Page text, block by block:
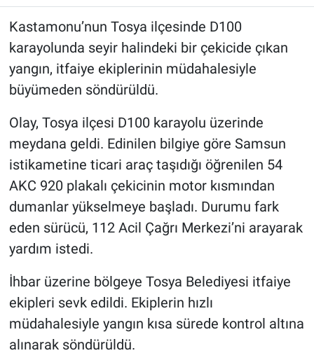
Kastamonu’nun Tosya ilçesinde D100
karayolunda seyir halindeki bir çekicide çıkan
yangın, itfaiye ekiplerinin müdahalesiyle
büyümeden söndürüldü.
Olay, Tosya ilçesi D100 karayolu üzerinde
meydana geldi. Edinilen bilgiye göre Samsun
istikametine ticari araç taşıdığı öğrenilen 54
AKC 920 plakalı çekicinin motor kısmından
dumanlar yükselmeye başladı. Durumu fark
eden sürücü, 112 Acil Çağrı Merkezi’ni arayarak
yardım istedi.
İhbar üzerine bölgeye Tosya Belediyesi itfaiye
ekipleri sevk edildi. Ekiplerin hızlı
müdahalesiyle yangın kısa sürede kontrol altına
alınarak söndürüldü.